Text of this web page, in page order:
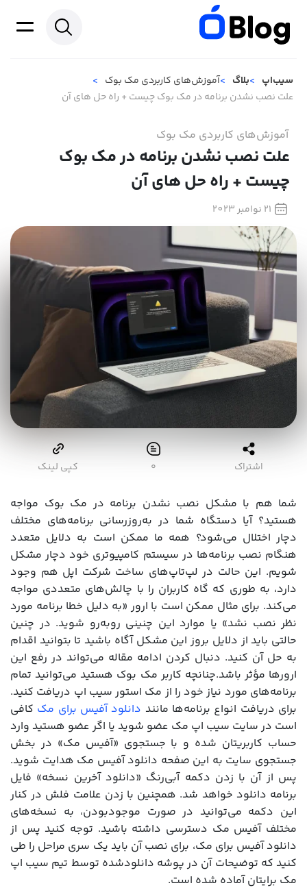
سیب‌اپ بلاگ
آموزش‌های کاربردی مک بوک
علت نصب نشدن برنامه در مک بوک چیست + راه حل های آن
آموزش‌های کاربردی مک بوک
علت نصب نشدن برنامه در مک بوک
چیست + راه حل های آن
21 نوامبر 2023
اشتراک ۰ کپی لینک
شما هم با مشکل نصب نشدن برنامه در مک بوک مواجه
هستید؟ آیا دستگاه شما در به‌روزرسانی برنامه‌های مختلف
دچار اختلال می‌شود؟ همه ما ممکن است به دلایل متعدد
هنگام نصب برنامه‌ها در سیستم کامپیوتری خود دچار مشکل
شویم. این حالت در لپ‌تاپ‌های ساخت شرکت اپل هم وجود
دارد، به طوری که گاه کاربران را با چالش‌های متعددی مواجه
می‌کند. برای مثال ممکن است با ارور «به دلیل خطا برنامه مورد
نظر نصب نشد» یا موارد این چنینی روبه‌رو شوید. در چنین
حالتی باید از دلایل بروز این مشکل آگاه باشید تا بتوانید اقدام
به حل آن کنید. دنبال کردن ادامه مقاله می‌تواند در رفع این
ارورها مؤثر باشد.چنانچه کاربر مک بوک هستید می‌توانید تمام
برنامه‌های مورد نیاز خود را از مک استور سیب اپ دریافت کنید.
برای دریافت انواع برنامه‌ها مانند دانلود آفیس برای مک کافی
است در سایت سیب اپ مک عضو شوید یا اگر عضو هستید وارد
حساب کاربریتان شده و با جستجوی «آفیس مک» در بخش
جستجوی سایت به این صفحه دانلود آفیس مک هدایت شوید.
پس از آن با زدن دکمه آبی‌رنگ «دانلود آخرین نسخه» فایل
برنامه دانلود خواهد شد. همچنین با زدن علامت فلش در کنار
این دکمه می‌توانید در صورت موجودبودن، به نسخه‌های
مختلف آفیس مک دسترسی داشته باشید. توجه کنید پس از
دانلود آفیس برای مک، برای نصب آن باید یک سری مراحل را طی
کنید که توضیحات آن در پوشه دانلودشده توسط تیم سیب اپ
مک برایتان آماده شده است.